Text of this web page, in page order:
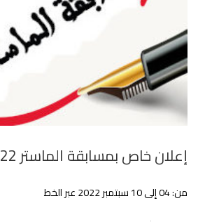
إعلان خاص بمسابقة الماستر 2023/2022
من: 04 إلى 10 سبتمبر 2022 عبر الخط